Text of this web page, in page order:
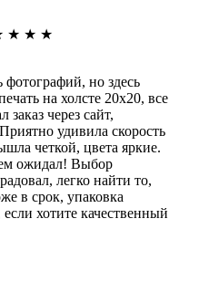
★ ★ ★
фотографий, но здесь
на холсте 20х20, все
через сайт,
удивила скорость
четкой, цвета яркие.
ожидал! Выбор
легко найти то,
в срок, упаковка
хотите качественный